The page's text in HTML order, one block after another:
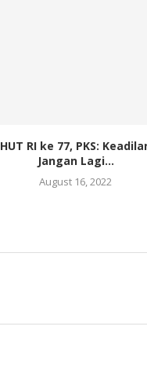
HUT RI ke 77, PKS:
Jangan Lagi...
August 16, 2022